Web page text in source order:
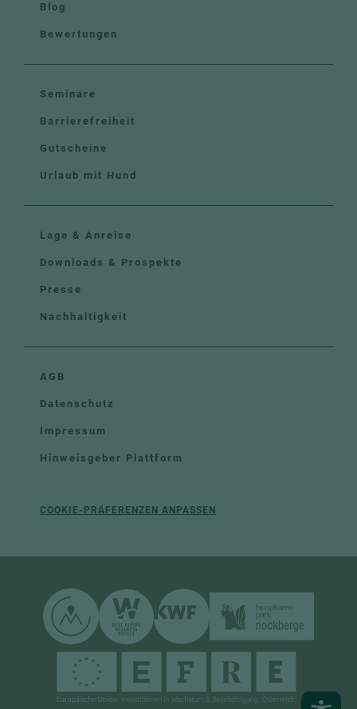
Blog
Bewertungen
Seminare
Barrierefreiheit
Gutscheine
Urlaub mit Hund
Lage & Anreise
Downloads & Prospekte
Presse
Nachhaltigkeit
AGB
Datenschutz
Impressum
Hinweisgeber Plattform
COOKIE-PRÄFERENZEN ANPASSEN